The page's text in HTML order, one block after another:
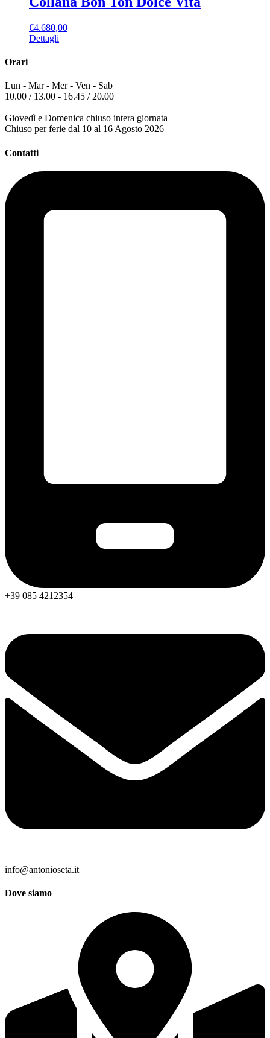
€4.680,00
Dettagli
Orari
Lun - Mar - Mer - Ven - Sab
10.00 / 13.00 - 16.45 / 20.00
Giovedì e Domenica chiuso intera giornata
Chiuso per ferie dal 10 al 16 Agosto 2026
Contatti
+39 085 4212354
info@antonioseta.it
Dove siamo